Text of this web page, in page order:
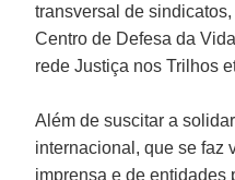
transversal de
Centro de Defesa da
rede Justiça nos Trilhos
Além de suscitar a
internacional, que se faz
imprensa e de entidades